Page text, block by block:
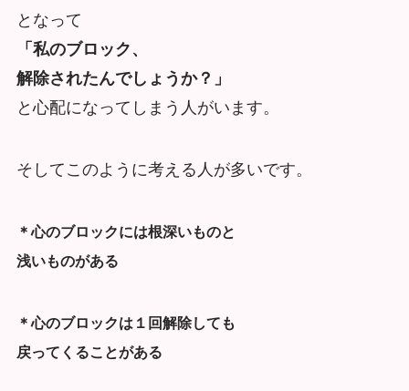
となって
「私のブロック、
解除されたんでしょうか？」
と心配になってしまう人がいます。
そしてこのように考える人が多いです。
＊心のブロックには根深いものと
浅いものがある
＊心のブロックは１回解除しても
戻ってくることがある